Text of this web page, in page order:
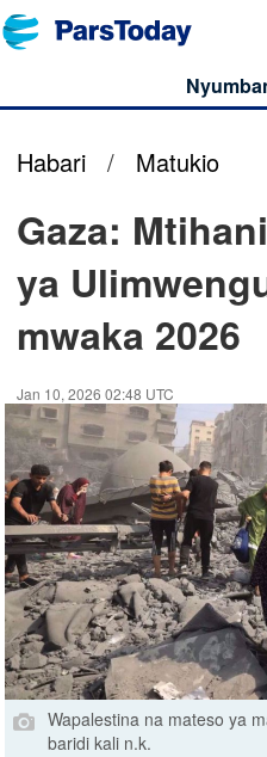
Habari / Matukio
Gaza:
ya
mwaka 2026
Jan 10, 2026 02:48 UTC
Wapalestina na mateso ya
baridi kali n.k.